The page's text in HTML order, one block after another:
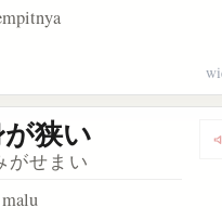
血管狭窄
狭い
がせまい
malu